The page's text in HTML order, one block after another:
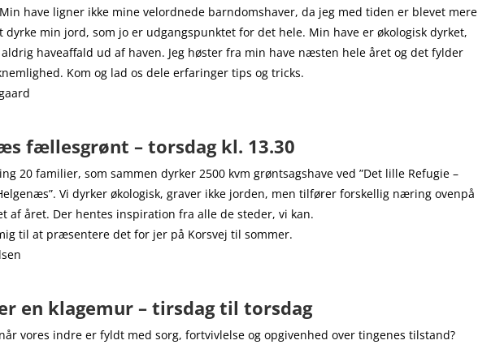
have ligner ikke mine velordnede barndomshaver, da jeg med tiden er blevet mere
dyrke min jord, som jo er udgangspunktet for det hele. Min have er økologisk dyrket,
haveaffald ud af haven. Jeg høster fra min have næsten hele året og det fylder
Kom og lad os dele erfaringer tips og tricks.
fællesgrønt – torsdag kl. 13.30
20 familier, som sammen dyrker 2500 kvm grøntsagshave ved ”Det lille Refugie –
Vi dyrker økologisk, graver ikke jorden, men tilfører forskellig næring ovenpå
af året. Der hentes inspiration fra alle de steder, vi kan.
til at præsentere det for jer på Korsvej til sommer.
en klagemur – tirsdag til torsdag
vores indre er fyldt med sorg, fortvivlelse og opgivenhed over tingenes tilstand?